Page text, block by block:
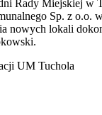
Rady Miejskiej w
Sp. z o.o.
nowych lokali
UM Tuchola